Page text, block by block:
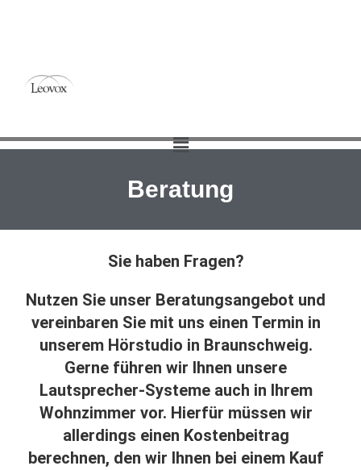
Beratung
Sie haben Fragen?
Nutzen Sie unser Beratungsangebot und
vereinbaren Sie mit uns einen Termin in
unserem Hörstudio in Braunschweig.
Gerne führen wir Ihnen unsere
Lautsprecher-Systeme auch in Ihrem
Wohnzimmer vor. Hierfür müssen wir
allerdings einen Kostenbeitrag
berechnen, den wir Ihnen bei einem Kauf